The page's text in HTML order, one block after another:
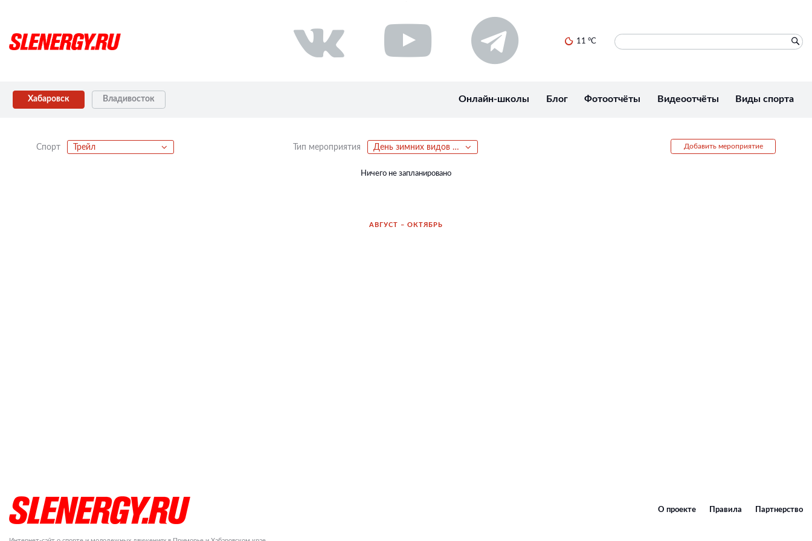
11 °C
Хабаровск Владивосток Онлайн-школы Блог Фотоотчёты Видеоотчёты Виды спорта
Спорт Трейл Тип мероприятия День зимних видов спорта Добавить мероприятие
Ничего не запланировано
АВГУСТ – ОКТЯБРЬ
О проекте Правила Партнерство